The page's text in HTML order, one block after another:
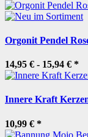
Orgonit Pendel
14,95 € - 15,94 € *
Innere Kraft
10,99 € *